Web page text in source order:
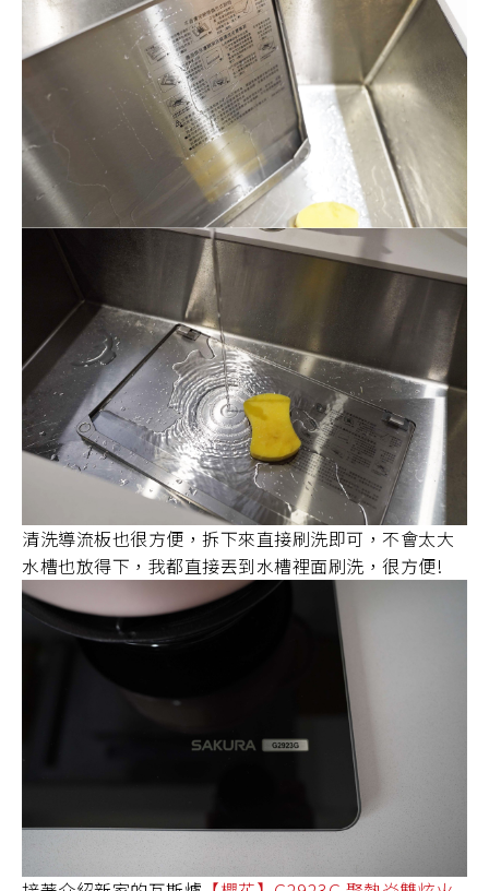
清洗導流板也很方便，拆下來直接刷洗即可，不會太大
水槽也放得下，我都直接丟到水槽裡面刷洗，很方便!